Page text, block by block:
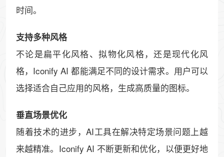
时间。
支持多种风格
不论是扁平化风格、拟物化风格，还是现代化风
格，Iconify AI 都能满足不同的设计需求。用户可以
选择适合自己应用的风格，生成高质量的图标。
垂直场景优化
随着技术的进步，AI工具在解决特定场景问题上越
来越精准。Iconify AI 不断更新和优化，以便更好地